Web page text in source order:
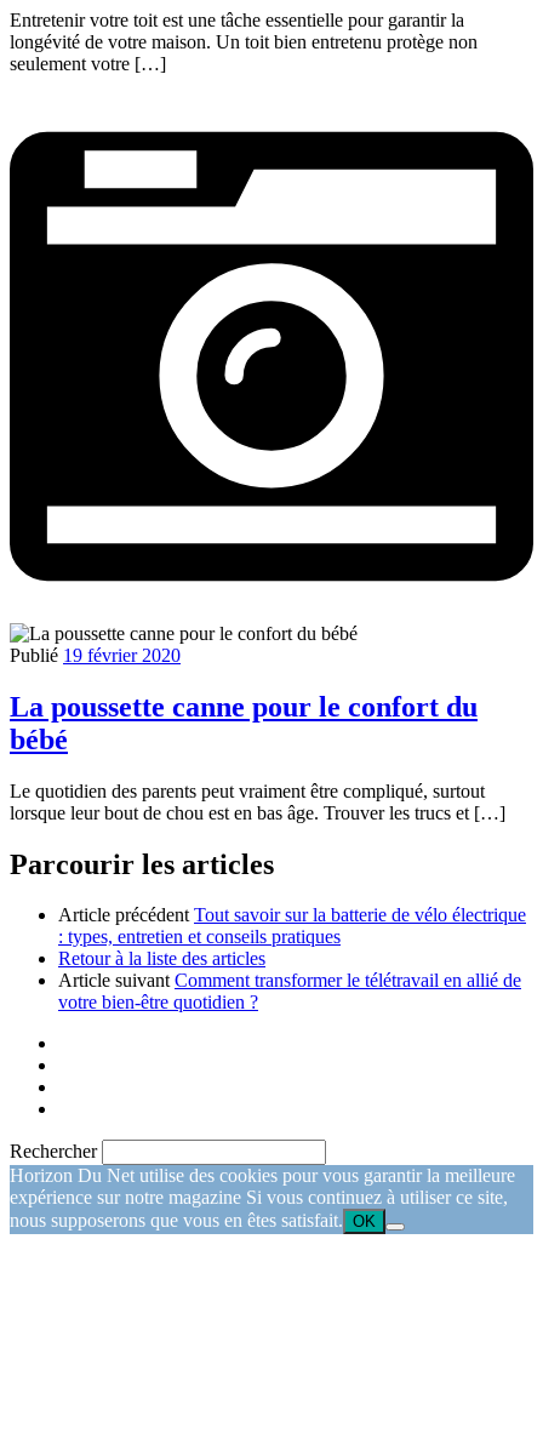
Entretenir votre toit est une tâche essentielle pour garantir la
longévité de votre maison. Un toit bien entretenu protège non
seulement votre […]
Publié 19 février 2020
La poussette canne pour le confort du
bébé
Le quotidien des parents peut vraiment être compliqué, surtout
lorsque leur bout de chou est en bas âge. Trouver les trucs et […]
Parcourir les articles
Article précédent Tout savoir sur la batterie de vélo électrique
: types, entretien et conseils pratiques
Retour à la liste des articles
Article suivant Comment transformer le télétravail en allié de
votre bien-être quotidien ?
Rechercher
Horizon Du Net utilise des cookies pour vous garantir la meilleure
expérience sur notre magazine Si vous continuez à utiliser ce site,
nous supposerons que vous en êtes satisfait. OK